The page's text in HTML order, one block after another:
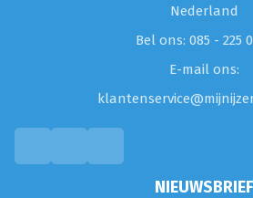
Nederland
Bel ons: 085 - 225
E-mail ons:
NIEUWSBRIEF